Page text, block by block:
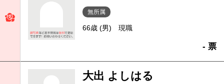
無所属
66歳 (男) 現職
- 票
大出 よしはる